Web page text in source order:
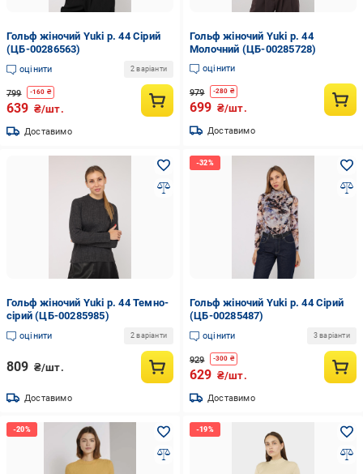
Гольф жіночий Yuki р. 44 Сірий
(ЦБ-00286563)
оцінити 2 варіанти
799 -160 ₴
639 ₴/шт.
Доставимо
Гольф жіночий Yuki р. 44
Молочний (ЦБ-00285728)
оцінити
979 -280 ₴
699 ₴/шт.
Доставимо
Гольф жіночий Yuki р. 44 Темно-
сірий (ЦБ-00285985)
оцінити 2 варіанти
809 ₴/шт.
Доставимо
Гольф жіночий Yuki р. 44 Сірий
(ЦБ-00285487)
оцінити 3 варіанти
929 -300 ₴
629 ₴/шт.
Доставимо